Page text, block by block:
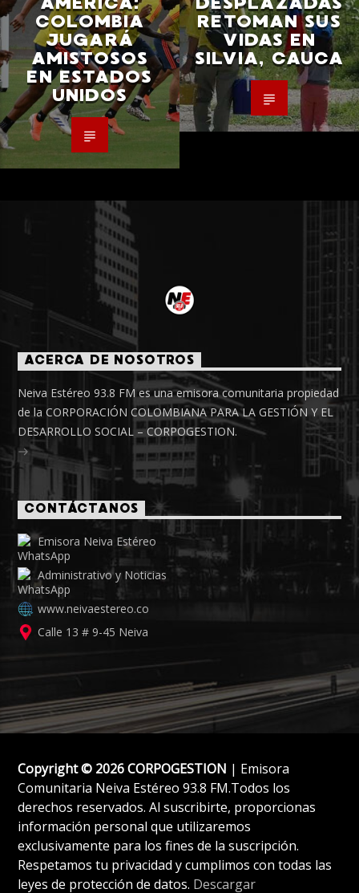
COLOMBIA
JUGARÁ
AMISTOSOS
EN ESTADOS
UNIDOS
RETOMAN SUS
VIDAS EN
SILVIA, CAUCA
ACERCA DE NOSOTROS
Neiva Estéreo 93.8 FM es una emisora comunitaria propiedad
de la CORPORACIÓN COLOMBIANA PARA LA GESTIÓN Y EL
DESARROLLO SOCIAL – CORPOGESTION.
CONTÁCTANOS
Emisora Neiva Estéreo
Administrativo y Noticias
www.neivaestereo.co
Calle 13 # 9-45 Neiva
Copyright © 2026 CORPOGESTION | Emisora
Comunitaria Neiva Estéreo 93.8 FM.Todos los
derechos reservados. Al suscribirte, proporcionas
información personal que utilizaremos
exclusivamente para los fines de la suscripción.
Respetamos tu privacidad y cumplimos con todas las
leyes de protección de datos. Descargar